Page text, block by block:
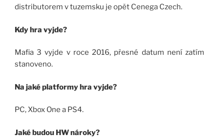
distributorem v tuzemsku je opět Cenega Czech.
Kdy hra vyjde?
Mafia 3 vyjde v roce 2016, přesné datum není zatím
stanoveno.
Na jaké platformy hra vyjde?
PC, Xbox One a PS4.
Jaké budou HW nároky?